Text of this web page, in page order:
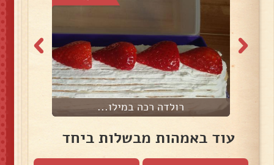
רולדה רכה במילו...
עוד באמהות מבשלות ביחד